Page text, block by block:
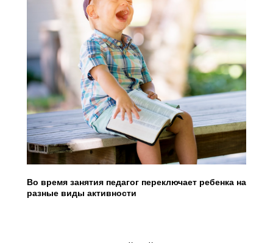
Во время занятия педагог переключает ребенка на
разные виды активности